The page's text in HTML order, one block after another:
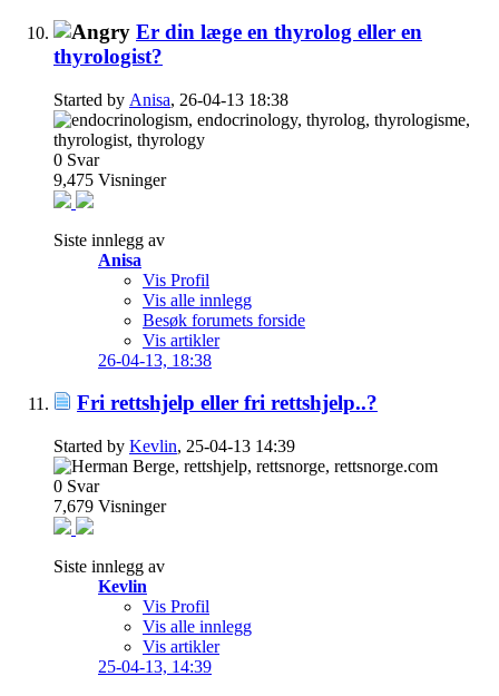
Er din læge en thyrolog eller en
thyrologist?
Started by Anisa, 26-04-13 18:38
0 Svar
9,475 Visninger
Siste innlegg av
Anisa
Vis Profil
Vis alle innlegg
Besøk forumets forside
Vis artikler
26-04-13, 18:38
Fri rettshjelp eller fri rettshjelp..?
Started by Kevlin, 25-04-13 14:39
0 Svar
7,679 Visninger
Siste innlegg av
Kevlin
Vis Profil
Vis alle innlegg
Vis artikler
25-04-13, 14:39